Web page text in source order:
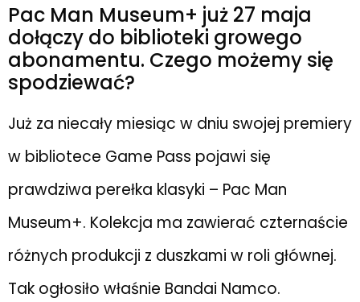
Pac Man Museum+ już 27 maja
dołączy do biblioteki growego
abonamentu. Czego możemy się
spodziewać?
Już za niecały miesiąc w dniu swojej premiery
w bibliotece Game Pass pojawi się
prawdziwa perełka klasyki – Pac Man
Museum+. Kolekcja ma zawierać czternaście
różnych produkcji z duszkami w roli głównej.
Tak ogłosiło właśnie Bandai Namco.